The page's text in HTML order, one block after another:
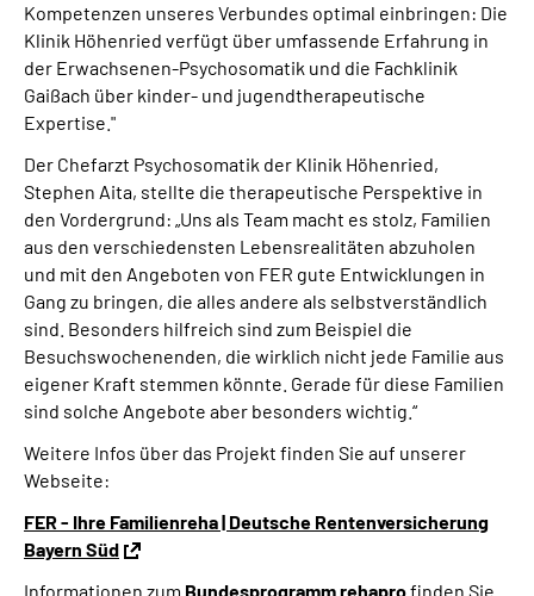
Kompetenzen unseres Verbundes optimal einbringen: Die
Klinik Höhenried verfügt über umfassende Erfahrung in
der Erwachsenen-Psychosomatik und die Fachklinik
Gaißach über kinder- und jugendtherapeutische
Expertise."
Der Chefarzt Psychosomatik der Klinik Höhenried,
Stephen Aita, stellte die therapeutische Perspektive in
den Vordergrund: „Uns als Team macht es stolz, Familien
aus den verschiedensten Lebensrealitäten abzuholen
und mit den Angeboten von FER gute Entwicklungen in
Gang zu bringen, die alles andere als selbstverständlich
sind. Besonders hilfreich sind zum Beispiel die
Besuchswochenenden, die wirklich nicht jede Familie aus
eigener Kraft stemmen könnte. Gerade für diese Familien
sind solche Angebote aber besonders wichtig.“
Weitere Infos über das Projekt finden Sie auf unserer
Webseite:
FER - Ihre Familienreha | Deutsche Rentenversicherung
Bayern Süd
Informationen zum Bundesprogramm rehaprofinden Sie